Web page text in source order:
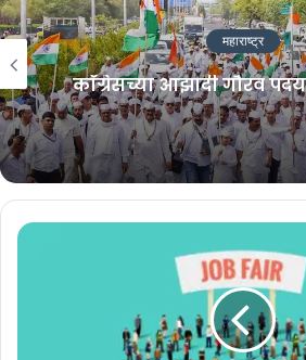
‘तिरंगा मार्च’
July 25, 2026
‘आदेश देणाऱ्यांवर
July 24, 2026
महाराष्ट्र
काँग्रेसच्या आझादी गौरव